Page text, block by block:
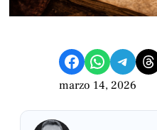
Compartir en Facebook Compartir en WhatsApp Compartir en Telegram Share on Threads
marzo 14, 2026